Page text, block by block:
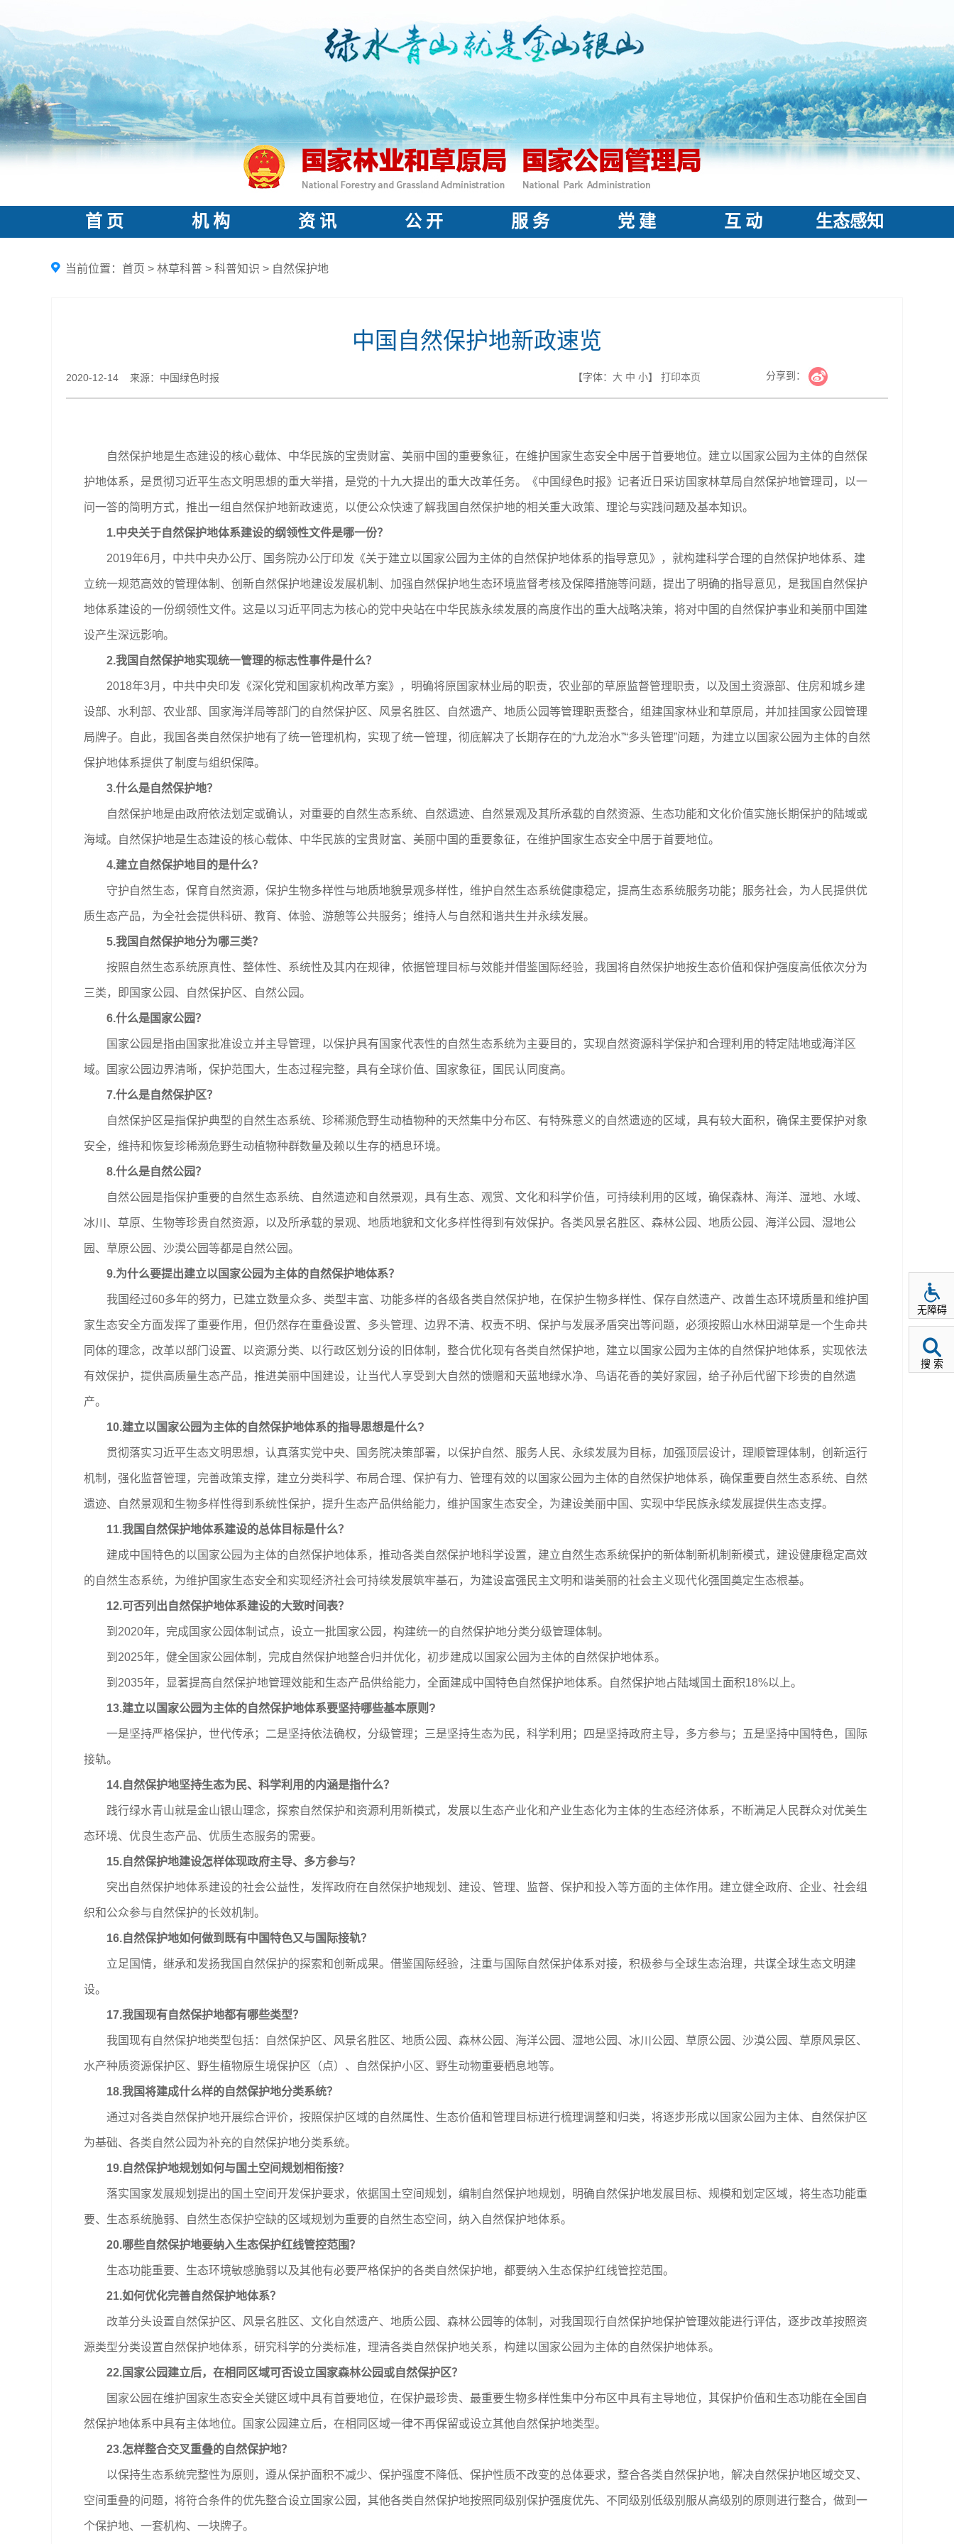
首 页 机 构 资 讯 公 开 服 务 党 建 互 动 生态感知
当前位置： 首页 > 林草科普 > 科普知识 > 自然保护地
中国自然保护地新政速览
2020-12-14 来源：中国绿色时报 【字体： 大 中 小】 打印本页 分享到：
自然保护地是生态建设的核心载体、中华民族的宝贵财富、美丽中国的重要象征，在维护国家生态安全中居于首要地位。建立以国家公园为主体的自然保
护地体系，是贯彻习近平生态文明思想的重大举措，是党的十九大提出的重大改革任务。《中国绿色时报》记者近日采访国家林草局自然保护地管理司，以一
问一答的简明方式，推出一组自然保护地新政速览，以便公众快速了解我国自然保护地的相关重大政策、理论与实践问题及基本知识。
1.中央关于自然保护地体系建设的纲领性文件是哪一份？
2019年6月，中共中央办公厅、国务院办公厅印发《关于建立以国家公园为主体的自然保护地体系的指导意见》，就构建科学合理的自然保护地体系、建
立统一规范高效的管理体制、创新自然保护地建设发展机制、加强自然保护地生态环境监督考核及保障措施等问题，提出了明确的指导意见，是我国自然保护
地体系建设的一份纲领性文件。这是以习近平同志为核心的党中央站在中华民族永续发展的高度作出的重大战略决策，将对中国的自然保护事业和美丽中国建
设产生深远影响。
2.我国自然保护地实现统一管理的标志性事件是什么？
2018年3月，中共中央印发《深化党和国家机构改革方案》，明确将原国家林业局的职责，农业部的草原监督管理职责，以及国土资源部、住房和城乡建
设部、水利部、农业部、国家海洋局等部门的自然保护区、风景名胜区、自然遗产、地质公园等管理职责整合，组建国家林业和草原局，并加挂国家公园管理
局牌子。自此，我国各类自然保护地有了统一管理机构，实现了统一管理，彻底解决了长期存在的“九龙治水”“多头管理”问题，为建立以国家公园为主体的自然
保护地体系提供了制度与组织保障。
3.什么是自然保护地？
自然保护地是由政府依法划定或确认，对重要的自然生态系统、自然遗迹、自然景观及其所承载的自然资源、生态功能和文化价值实施长期保护的陆域或
海域。自然保护地是生态建设的核心载体、中华民族的宝贵财富、美丽中国的重要象征，在维护国家生态安全中居于首要地位。
4.建立自然保护地目的是什么？
守护自然生态，保育自然资源，保护生物多样性与地质地貌景观多样性，维护自然生态系统健康稳定，提高生态系统服务功能；服务社会，为人民提供优
质生态产品，为全社会提供科研、教育、体验、游憩等公共服务；维持人与自然和谐共生并永续发展。
5.我国自然保护地分为哪三类？
按照自然生态系统原真性、整体性、系统性及其内在规律，依据管理目标与效能并借鉴国际经验，我国将自然保护地按生态价值和保护强度高低依次分为
三类，即国家公园、自然保护区、自然公园。
6.什么是国家公园？
国家公园是指由国家批准设立并主导管理，以保护具有国家代表性的自然生态系统为主要目的，实现自然资源科学保护和合理利用的特定陆地或海洋区
域。国家公园边界清晰，保护范围大，生态过程完整，具有全球价值、国家象征，国民认同度高。
7.什么是自然保护区？
自然保护区是指保护典型的自然生态系统、珍稀濒危野生动植物种的天然集中分布区、有特殊意义的自然遗迹的区域，具有较大面积，确保主要保护对象
安全，维持和恢复珍稀濒危野生动植物种群数量及赖以生存的栖息环境。
8.什么是自然公园？
自然公园是指保护重要的自然生态系统、自然遗迹和自然景观，具有生态、观赏、文化和科学价值，可持续利用的区域，确保森林、海洋、湿地、水域、
冰川、草原、生物等珍贵自然资源，以及所承载的景观、地质地貌和文化多样性得到有效保护。各类风景名胜区、森林公园、地质公园、海洋公园、湿地公
园、草原公园、沙漠公园等都是自然公园。
9.为什么要提出建立以国家公园为主体的自然保护地体系？
我国经过60多年的努力，已建立数量众多、类型丰富、功能多样的各级各类自然保护地，在保护生物多样性、保存自然遗产、改善生态环境质量和维护国
家生态安全方面发挥了重要作用，但仍然存在重叠设置、多头管理、边界不清、权责不明、保护与发展矛盾突出等问题，必须按照山水林田湖草是一个生命共
同体的理念，改革以部门设置、以资源分类、以行政区划分设的旧体制，整合优化现有各类自然保护地，建立以国家公园为主体的自然保护地体系，实现依法
有效保护，提供高质量生态产品，推进美丽中国建设，让当代人享受到大自然的馈赠和天蓝地绿水净、鸟语花香的美好家园，给子孙后代留下珍贵的自然遗
产。
10.建立以国家公园为主体的自然保护地体系的指导思想是什么?
贯彻落实习近平生态文明思想，认真落实党中央、国务院决策部署，以保护自然、服务人民、永续发展为目标，加强顶层设计，理顺管理体制，创新运行
机制，强化监督管理，完善政策支撑，建立分类科学、布局合理、保护有力、管理有效的以国家公园为主体的自然保护地体系，确保重要自然生态系统、自然
遗迹、自然景观和生物多样性得到系统性保护，提升生态产品供给能力，维护国家生态安全，为建设美丽中国、实现中华民族永续发展提供生态支撑。
11.我国自然保护地体系建设的总体目标是什么？
建成中国特色的以国家公园为主体的自然保护地体系，推动各类自然保护地科学设置，建立自然生态系统保护的新体制新机制新模式，建设健康稳定高效
的自然生态系统，为维护国家生态安全和实现经济社会可持续发展筑牢基石，为建设富强民主文明和谐美丽的社会主义现代化强国奠定生态根基。
12.可否列出自然保护地体系建设的大致时间表？
到2020年，完成国家公园体制试点，设立一批国家公园，构建统一的自然保护地分类分级管理体制。
到2025年，健全国家公园体制，完成自然保护地整合归并优化，初步建成以国家公园为主体的自然保护地体系。
到2035年，显著提高自然保护地管理效能和生态产品供给能力，全面建成中国特色自然保护地体系。自然保护地占陆域国土面积18%以上。
13.建立以国家公园为主体的自然保护地体系要坚持哪些基本原则?
一是坚持严格保护，世代传承；二是坚持依法确权，分级管理；三是坚持生态为民，科学利用；四是坚持政府主导，多方参与；五是坚持中国特色，国际
接轨。
14.自然保护地坚持生态为民、科学利用的内涵是指什么？
践行绿水青山就是金山银山理念，探索自然保护和资源利用新模式，发展以生态产业化和产业生态化为主体的生态经济体系，不断满足人民群众对优美生
态环境、优良生态产品、优质生态服务的需要。
15.自然保护地建设怎样体现政府主导、多方参与？
突出自然保护地体系建设的社会公益性，发挥政府在自然保护地规划、建设、管理、监督、保护和投入等方面的主体作用。建立健全政府、企业、社会组
织和公众参与自然保护的长效机制。
16.自然保护地如何做到既有中国特色又与国际接轨？
立足国情，继承和发扬我国自然保护的探索和创新成果。借鉴国际经验，注重与国际自然保护体系对接，积极参与全球生态治理，共谋全球生态文明建
设。
17.我国现有自然保护地都有哪些类型？
我国现有自然保护地类型包括：自然保护区、风景名胜区、地质公园、森林公园、海洋公园、湿地公园、冰川公园、草原公园、沙漠公园、草原风景区、
水产种质资源保护区、野生植物原生境保护区（点）、自然保护小区、野生动物重要栖息地等。
18.我国将建成什么样的自然保护地分类系统？
通过对各类自然保护地开展综合评价，按照保护区域的自然属性、生态价值和管理目标进行梳理调整和归类，将逐步形成以国家公园为主体、自然保护区
为基础、各类自然公园为补充的自然保护地分类系统。
19.自然保护地规划如何与国土空间规划相衔接？
落实国家发展规划提出的国土空间开发保护要求，依据国土空间规划，编制自然保护地规划，明确自然保护地发展目标、规模和划定区域，将生态功能重
要、生态系统脆弱、自然生态保护空缺的区域规划为重要的自然生态空间，纳入自然保护地体系。
20.哪些自然保护地要纳入生态保护红线管控范围？
生态功能重要、生态环境敏感脆弱以及其他有必要严格保护的各类自然保护地，都要纳入生态保护红线管控范围。
21.如何优化完善自然保护地体系？
改革分头设置自然保护区、风景名胜区、文化自然遗产、地质公园、森林公园等的体制，对我国现行自然保护地保护管理效能进行评估，逐步改革按照资
源类型分类设置自然保护地体系，研究科学的分类标准，理清各类自然保护地关系，构建以国家公园为主体的自然保护地体系。
22.国家公园建立后，在相同区域可否设立国家森林公园或自然保护区？
国家公园在维护国家生态安全关键区域中具有首要地位，在保护最珍贵、最重要生物多样性集中分布区中具有主导地位，其保护价值和生态功能在全国自
然保护地体系中具有主体地位。国家公园建立后，在相同区域一律不再保留或设立其他自然保护地类型。
23.怎样整合交叉重叠的自然保护地？
以保持生态系统完整性为原则，遵从保护面积不减少、保护强度不降低、保护性质不改变的总体要求，整合各类自然保护地，解决自然保护地区域交叉、
空间重叠的问题，将符合条件的优先整合设立国家公园，其他各类自然保护地按照同级别保护强度优先、不同级别低级别服从高级别的原则进行整合，做到一
个保护地、一套机构、一块牌子。
无障碍
搜 索